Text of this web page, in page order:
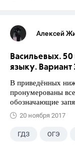
Алексей
Васильевых. 50
языку. Вариант
В приведённых
пронумерованы
обозначающие
20 ноября 2017
ГДЗ ОГЭ